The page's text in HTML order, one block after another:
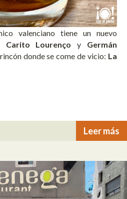
valenciano tiene un nuevo
Carito Lourenço y Germán
donde se come de vicio: La
Leer más